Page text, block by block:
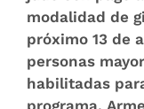
modalidad de
próximo 13 de
personas
habilitadas
programa.